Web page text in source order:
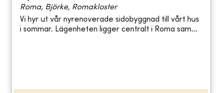
Roma, Björke, Romakloster
Vi hyr ut vår nyrenoverade sidobyggnad till vårt hus
i sommar. Lägenheten ligger centralt i Roma sam...